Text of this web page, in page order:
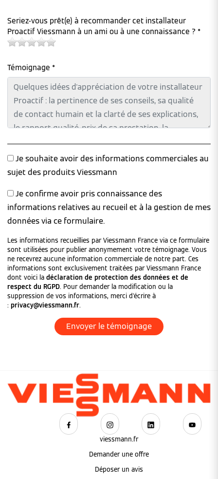
Seriez-vous prêt(e) à recommander cet installateur
Proactif Viessmann à un ami ou à une connaissance ? *
Témoignage *
Je souhaite avoir des informations commerciales au
sujet des produits Viessmann
Je confirme avoir pris connaissance des
informations relatives au recueil et à la gestion de mes
données via ce formulaire.
Les informations recueillies par Viessmann France via ce formulaire
sont utilisées pour publier anonymement votre témoignage. Vous
ne recevrez aucune information commerciale de notre part. Ces
informations sont exclusivement traitées par Viessmann France
dont voici la déclaration de protection des données et de
respect du RGPD. Pour demander la modification ou la
suppression de vos informations, merci d'écrire à
: privacy@viessmann.fr.
viessmann.fr
Demander une offre
Déposer un avis